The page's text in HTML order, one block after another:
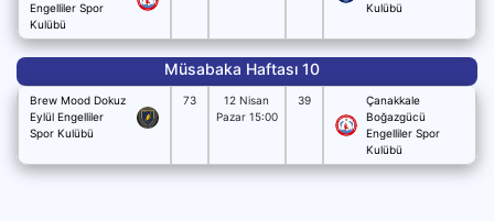
Engelliler Spor
Kulübü
Kulübü
Müsabaka Haftası 10
Brew Mood Dokuz
Eylül Engelliler
Spor Kulübü
73
12 Nisan
Pazar 15:00
39
Çanakkale
Boğazgücü
Engelliler Spor
Kulübü